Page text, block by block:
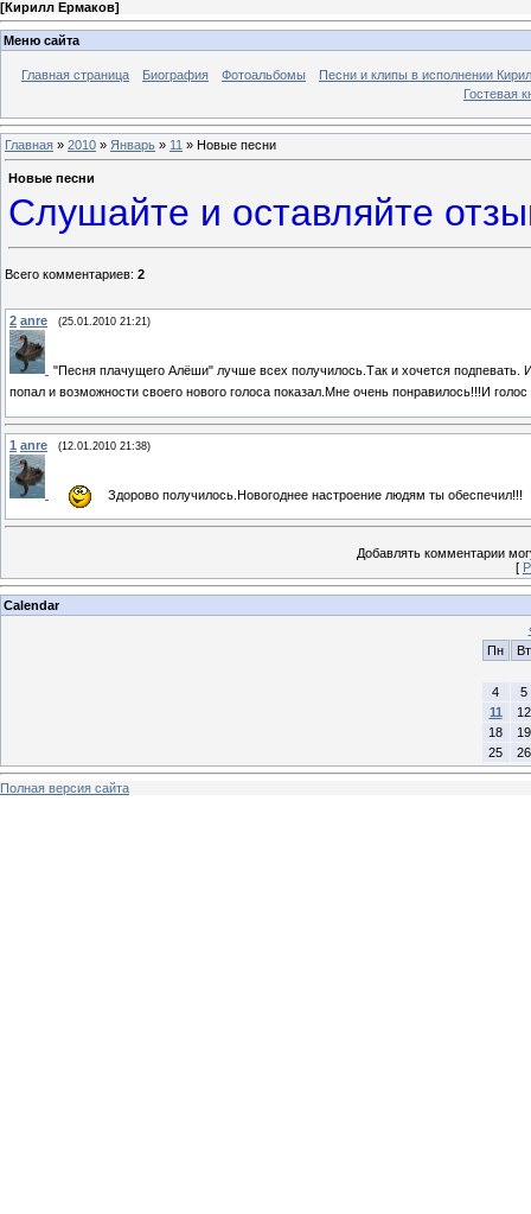
[Кирилл Ермаков]
Меню сайта
Главная страница Биография Фотоальбомы
Песни и клипы в исполнении
Гостевая
Главная » 2010 » Январь » 11 » Новые песни
Новые песни
Слушайте и оставляйте
Всего комментариев: 2
2 anre (25.01.2010 21:21)
"Песня плачущего Алёши" лучше всех получилось.Так и хочется подпевать.
попал и возможности своего нового голоса показал.Мне очень понравилось!!!И
1 anre (12.01.2010 21:38)
Здорово получилось.Новогоднее настроение людям ты обеспечил!!!
Добавлять комментарии
[
Calendar
Пн
Вт
4
5
11
12
18
19
25
26
Полная версия сайта